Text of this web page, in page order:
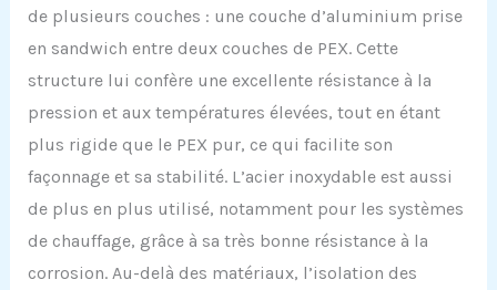
de plusieurs couches : une couche d’aluminium prise
en sandwich entre deux couches de PEX. Cette
structure lui confère une excellente résistance à la
pression et aux températures élevées, tout en étant
plus rigide que le PEX pur, ce qui facilite son
façonnage et sa stabilité. L’acier inoxydable est aussi
de plus en plus utilisé, notamment pour les systèmes
de chauffage, grâce à sa très bonne résistance à la
corrosion. Au-delà des matériaux, l’isolation des